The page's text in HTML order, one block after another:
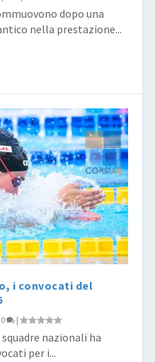
dopo una
nella prestazione...
i convocati del
0 |
nazionali ha
per i...